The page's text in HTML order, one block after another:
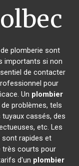
plomberie sont
importants si non
de contacter
pour
Un plombier
problèmes, tels
cassés, des
etc. Les
sont rapides et
très courts pour
d'un plombier